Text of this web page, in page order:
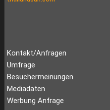
Kontakt/Anfragen
Umfrage
Besuchermeinungen
Mediadaten
Werbung Anfrage